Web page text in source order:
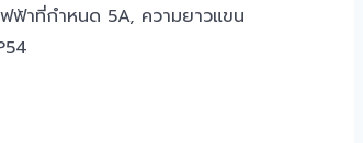
าที่กำหนด 5A, ความยาวแขน